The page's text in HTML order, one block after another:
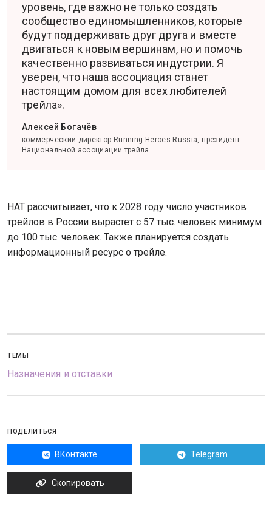
уровень, где важно не только создать
сообщество единомышленников, которые
будут поддерживать друг друга и вместе
двигаться к новым вершинам, но и помочь
качественно развиваться индустрии. Я
уверен, что наша ассоциация станет
настоящим домом для всех любителей
трейла».
Алексей Богачёв
коммерческий директор Running Heroes Russia, президент
Национальной ассоциации трейла
НАТ рассчитывает, что к 2028 году число участников
трейлов в России вырастет с 57 тыс. человек минимум
до 100 тыс. человек. Также планируется создать
информационный ресурс о трейле.
ТЕМЫ
Назначения и отставки
ПОДЕЛИТЬСЯ
ВКонтакте Telegram
Скопировать